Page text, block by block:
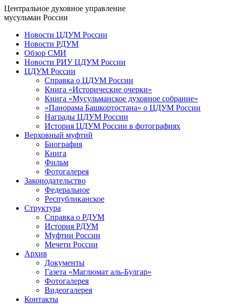
Центральное духовное управление
мусульман России
Новости ЦДУМ России
Новости РДУМ
Обзор СМИ
Новости РИУ ЦДУМ России
ЦДУМ России
Справка о ЦДУМ России
Книга «Исторические очерки»
Книга «Мусульманское духовное собрание»
«Панорама Башкортостана» о ЦДУМ России
Награды ЦДУМ России
История ЦДУМ России в фотографиях
Верховный муфтий
Биография
Книга
Фильм
Фотогалерея
Законодательство
Федеральное
Республиканское
Структура
Справка о РДУМ
История РДУМ
Муфтии России
Мечети России
Архив
Документы
Газета «Маглюмат аль-Булгар»
Фотогалерея
Видеогалерея
Контакты